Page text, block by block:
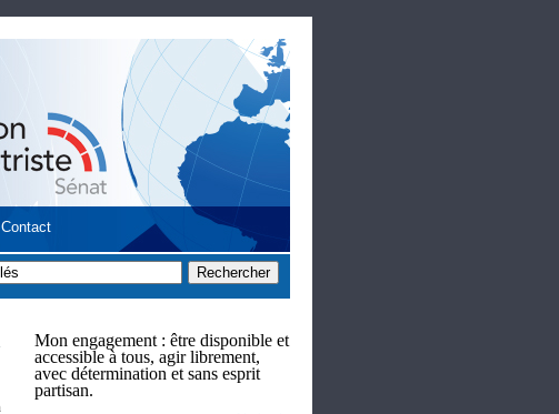
Contact
Mon engagement : être disponible et
accessible à tous, agir librement,
avec détermination et sans esprit
partisan.